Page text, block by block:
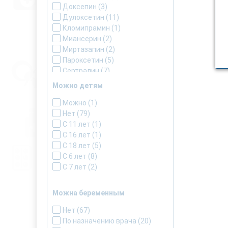
Эзопрам (2)
Элифор(1)
Эмотон (2)
Эссобел(2)
Эсциталопрам
Эсцитам (4)
Эсцитодар
(2)
Доксепин (3)
Дулоксетин (11)
Кломипрамин (1)
Миансерин (2)
Миртазапин (2)
Пароксетин (5)
Сертралин (7)
Флуоксетин
Циталопрам
Эсциталопрам
Можно детям
Можно (1)
Нет (79)
С 11 лет (1)
С 16 лет (1)
С 18 лет (5)
С 6 лет (8)
С 7 лет (2)
Можна беременным
Нет (67)
По назначению врача (20)